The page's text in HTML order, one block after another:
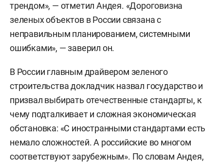
трендом», — отметил Андея. «Дороговизна
зеленых объектов в России связана с
неправильным планированием, системными
ошибками», — заверил он.
В России главным драйвером зеленого
строительства докладчик назвал государство и
призвал выбирать отечественные стандарты, к
чему подталкивает и сложная экономическая
обстановка: «С иностранными стандартами есть
немало сложностей. А российские во многом
соответствуют зарубежным». По словам Андея,